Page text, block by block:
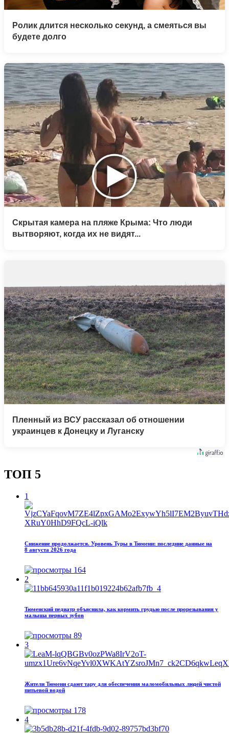
Ролик длится несколько секунд, а смеяться вы
будете долго
Скрытая камера на пляже Крыма: Что люди
вытворяют, когда их не видят...
Пленный из ВСУ рассказал об отношении
украинцев к Донецку и Луганску
ТОП 5
1
Снижение продолжается. Уровень Туры в Тюмени: последние данные на
8 августа 2026 года
164
2
Тюменский педиатр объяснила, как кормить грудью после прорезывания у
малыша первых зубов
89
3
Жители Тюмени сдают тару для обеспечения маломобильных людей чистой
питьевой водой
178
4